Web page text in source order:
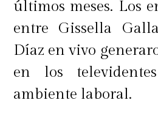
efecto. Por algo
karma existe. Qué
últimos meses. Los
entre Gissella
Díaz en vivo
en los
ambiente laboral.